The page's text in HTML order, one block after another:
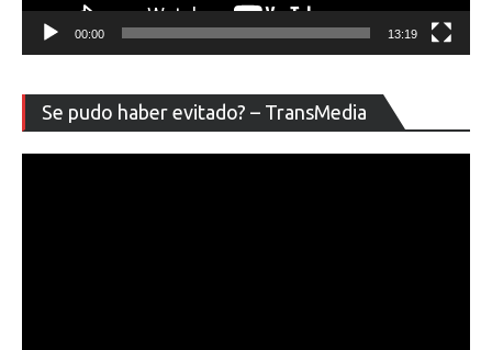
00:00 13:19
Se pudo haber evitado? – TransMedia
de